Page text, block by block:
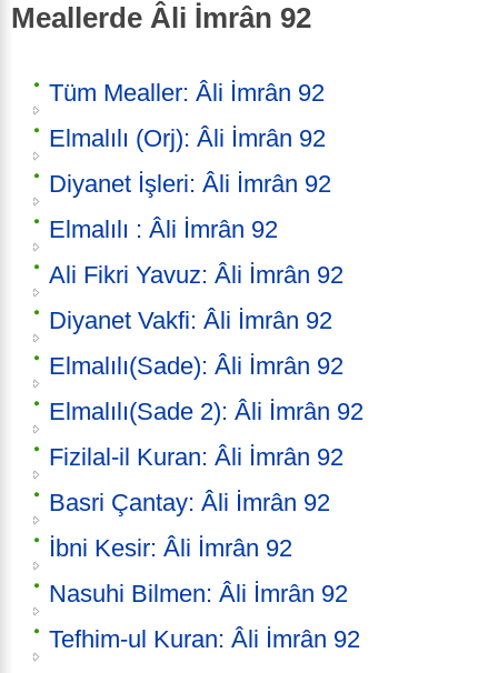
Meallerde Âli İmrân 92
Tüm Mealler: Âli İmrân 92
Elmalılı (Orj): Âli İmrân 92
Diyanet İşleri: Âli İmrân 92
Elmalılı : Âli İmrân 92
Ali Fikri Yavuz: Âli İmrân 92
Diyanet Vakfi: Âli İmrân 92
Elmalılı(Sade): Âli İmrân 92
Elmalılı(Sade 2): Âli İmrân 92
Fizilal-il Kuran: Âli İmrân 92
Basri Çantay: Âli İmrân 92
İbni Kesir: Âli İmrân 92
Nasuhi Bilmen: Âli İmrân 92
Tefhim-ul Kuran: Âli İmrân 92